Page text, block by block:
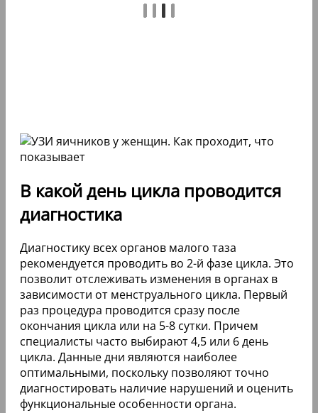
В какой день цикла проводится
диагностика
Диагностику всех органов малого таза
рекомендуется проводить во 2-й фазе цикла. Это
позволит отслеживать изменения в органах в
зависимости от менструального цикла. Первый
раз процедура проводится сразу после
окончания цикла или на 5-8 сутки. Причем
специалисты часто выбирают 4,5 или 6 день
цикла. Данные дни являются наиболее
оптимальными, поскольку позволяют точно
диагностировать наличие нарушений и оценить
функциональные особенности органа.